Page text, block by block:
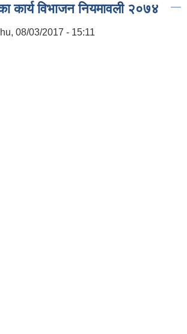
कार्य विभाजन नियमावली २०७४
08/03/2017 - 15:11